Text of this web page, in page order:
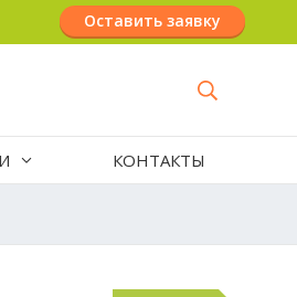
Оставить заявку
КОНТАКТЫ